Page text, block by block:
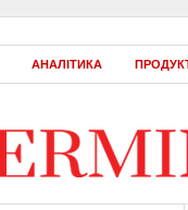
АНАЛІТИКА